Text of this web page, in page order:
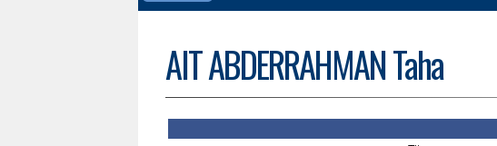
AIT ABDERRAHMAN Taha